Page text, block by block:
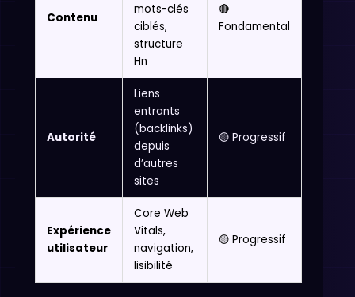
Contenu
mots-clés
ciblés,
structure
Hn
🔴
Fondamental
Autorité
Liens
entrants
(backlinks)
depuis
d’autres
sites
🟡 Progressif
Expérience
utilisateur
Core Web
Vitals,
navigation,
lisibilité
🟡 Progressif